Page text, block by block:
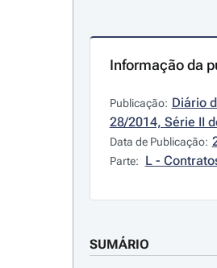
Informação da
Publicação: Diário
28/2014, Série II
Data de Publicação:
Parte: L -
SUMÁRIO